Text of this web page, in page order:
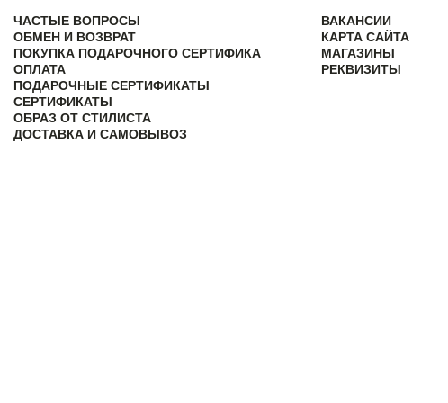
ЧАСТЫЕ ВОПРОСЫ
ОБМЕН И ВОЗВРАТ
ПОКУПКА ПОДАРОЧНОГО СЕРТИФИКА
ОПЛАТА
ПОДАРОЧНЫЕ СЕРТИФИКАТЫ
СЕРТИФИКАТЫ
ОБРАЗ ОТ СТИЛИСТА
ДОСТАВКА И САМОВЫВОЗ
ВАКАНСИИ
КАРТА САЙТА
МАГАЗИНЫ
РЕКВИЗИТЫ